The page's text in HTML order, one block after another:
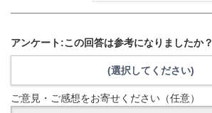
アンケート:この回答は参考になりましたか？
(選択してください)
ご意見・ご感想をお寄せください（任意）